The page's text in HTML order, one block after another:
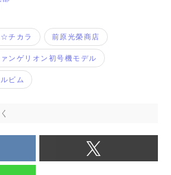
チカラ 前原光榮商店
ンゲリオン初号機モデル
ビム